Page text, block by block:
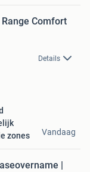
Range Comfort
Details
zones
Vandaag
|